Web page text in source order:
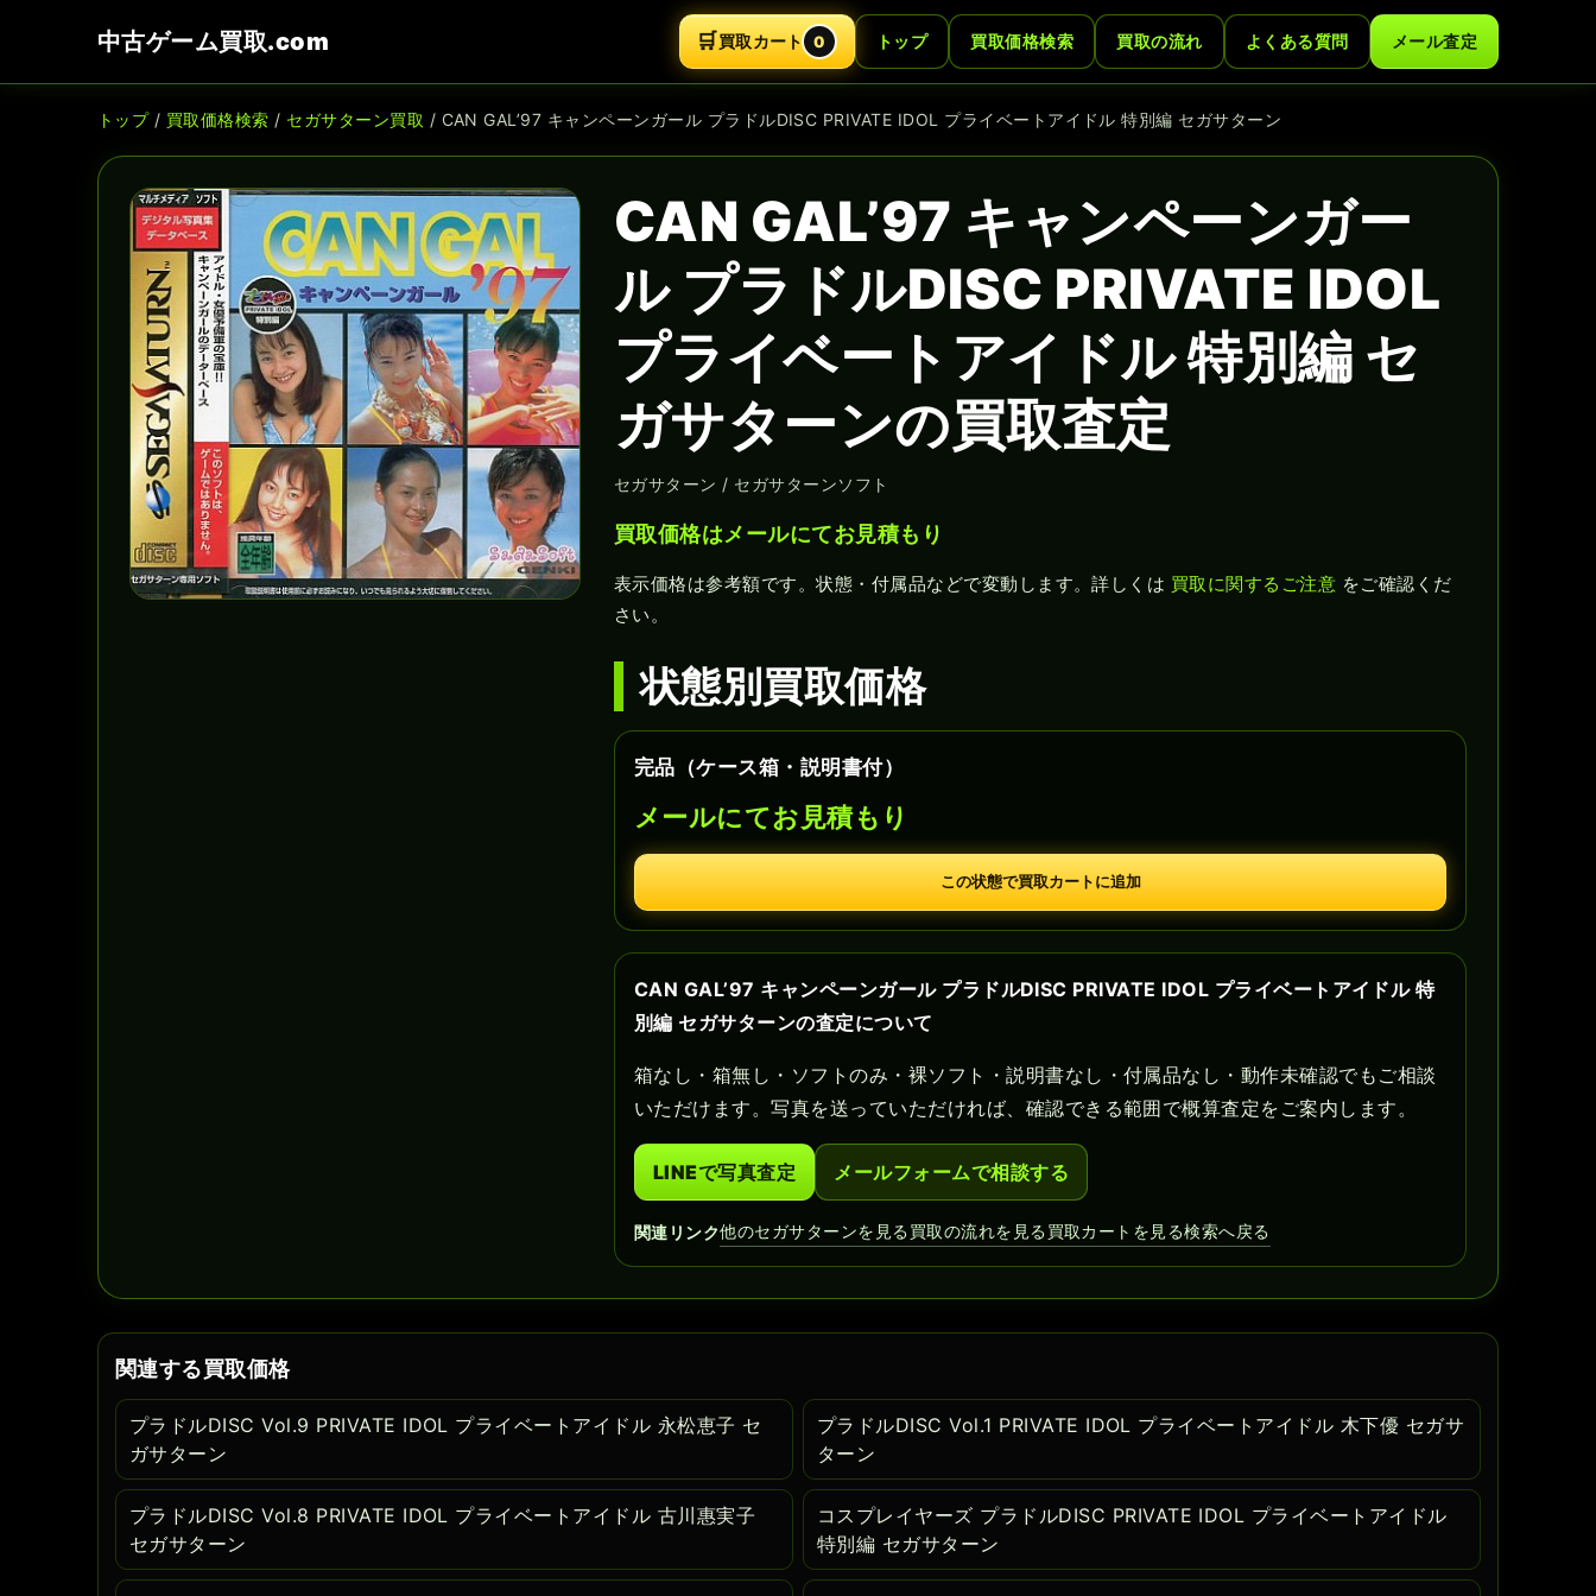
中古ゲーム買取.com 🛒買取カート 0 トップ 買取価格検索 買取の流れ よくある質問 メール査定
トップ/ 買取価格検索 / セガサターン買取 / CAN GAL’97 キャンペーンガール プラドルDISC PRIVATE IDOL プライベートアイドル 特別編 セガサターン
CAN GAL’97 キャンペーンガー
ル プラドルDISC PRIVATE IDOL
プライベートアイドル 特別編 セ
ガサターンの買取査定
セガサターン / セガサターンソフト
買取価格はメールにてお見積もり
表示価格は参考額です。状態・付属品などで変動します。詳しくは 買取に関するご注意 をご確認くだ
さい。
状態別買取価格
完品（ケース箱・説明書付）
メールにてお見積もり
この状態で買取カートに追加
CAN GAL’97 キャンペーンガール プラドルDISC PRIVATE IDOL プライベートアイドル 特
別編 セガサターンの査定について
箱なし・箱無し・ソフトのみ・裸ソフト・説明書なし・付属品なし・動作未確認でもご相談
いただけます。写真を送っていただければ、確認できる範囲で概算査定をご案内します。
LINEで写真査定 メールフォームで相談する
関連リンク他のセガサターンを見る買取の流れを見る買取カートを見る検索へ戻る
関連する買取価格
プラドルDISC Vol.9 PRIVATE IDOL プライベートアイドル 永松恵子 セ
ガサターン
プラドルDISC Vol.1 PRIVATE IDOL プライベートアイドル 木下優 セガサ
ターン
プラドルDISC Vol.8 PRIVATE IDOL プライベートアイドル 古川惠実子
セガサターン
コスプレイヤーズ プラドルDISC PRIVATE IDOL プライベートアイドル
特別編 セガサターン